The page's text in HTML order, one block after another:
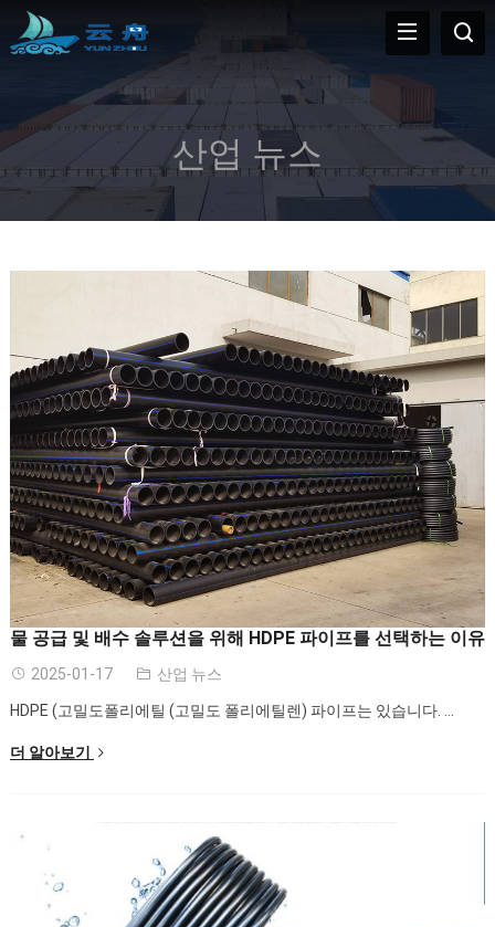
산업 뉴스
물 공급 및 배수 솔루션을 위해 HDPE 파이프를 선택하는 이유
2025-01-17 산업 뉴스
HDPE (고밀도폴리에틸 (고밀도 폴리에틸렌) 파이프는 있습니다. ...
더 알아보기